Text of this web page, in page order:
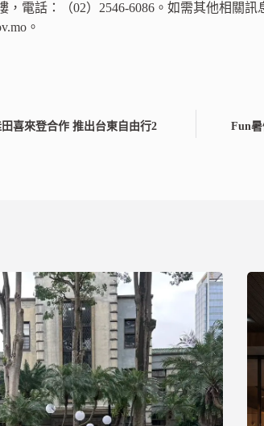
，電話：（02）2546-6086。如需其他相關
。
喜來登合作 推出台東自由行2
Fun暑